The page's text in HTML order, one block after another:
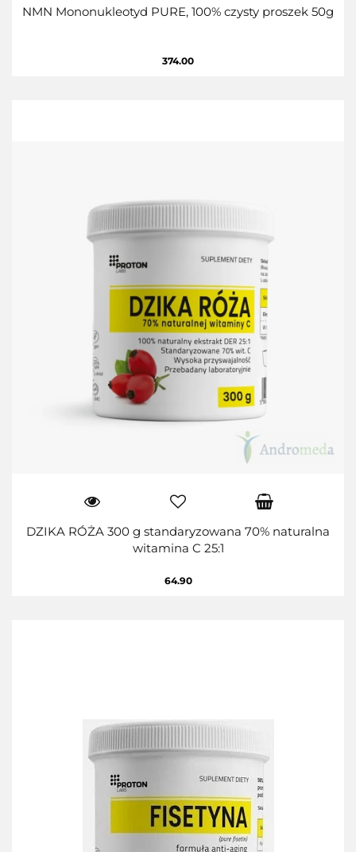
NMN Mononukleotyd PURE, 100% czysty proszek 50g
374.00
DZIKA RÓŻA 300 g standaryzowana 70% naturalna
witamina C 25:1
64.90